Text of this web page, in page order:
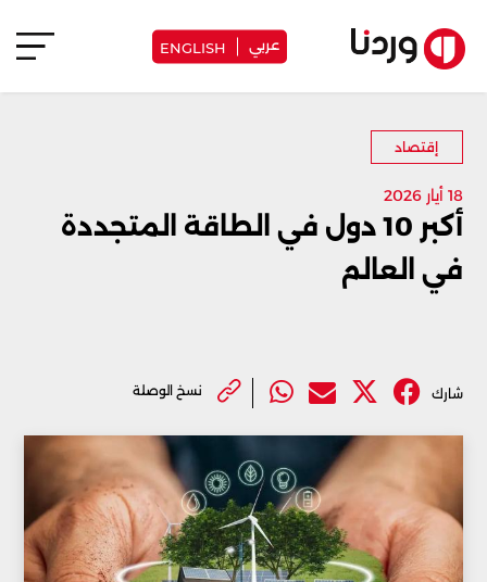
عربي ENGLISH
إقتصاد
18 أيار 2026
أكبر 10 دول في الطاقة المتجددة
في العالم
شارك نسخ الوصلة